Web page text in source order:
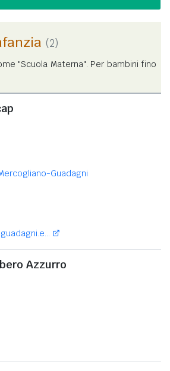
(2)
"Scuola Materna". Per bambini fino
Guadagni
Azzurro